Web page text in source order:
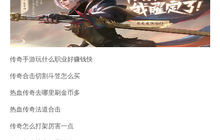
传奇手游玩什么职业好赚钱快
传奇合击切割斗笠怎么买
热血传奇去哪里刷金币多
热血传奇法道合击
传奇怎么打架厉害一点